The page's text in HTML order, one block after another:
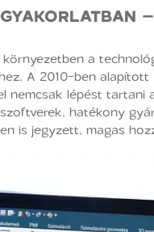
a
A 2010-ben alapított
nemcsak lépést
hatékony
is jegyzett, magas